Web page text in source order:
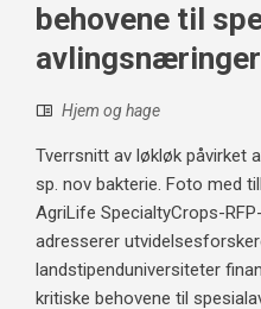
behovene til
avlingsnæringer
Hjem og hage
Tverrsnitt av løkløk påvirket
sp. nov bakterie. Foto med
AgriLife SpecialtyCrops-
adresserer
landstipenduniversiteter
kritiske behovene til